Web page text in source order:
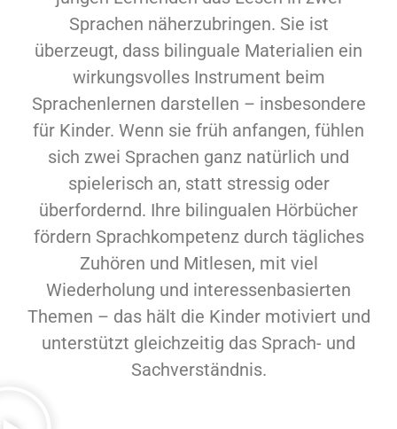
Sprachen näherzubringen. Sie ist
überzeugt, dass bilinguale Materialien ein
wirkungsvolles Instrument beim
Sprachenlernen darstellen – insbesondere
für Kinder. Wenn sie früh anfangen, fühlen
sich zwei Sprachen ganz natürlich und
spielerisch an, statt stressig oder
überfordernd. Ihre bilingualen Hörbücher
fördern Sprachkompetenz durch tägliches
Zuhören und Mitlesen, mit viel
Wiederholung und interessenbasierten
Themen – das hält die Kinder motiviert und
unterstützt gleichzeitig das Sprach- und
Sachverständnis.